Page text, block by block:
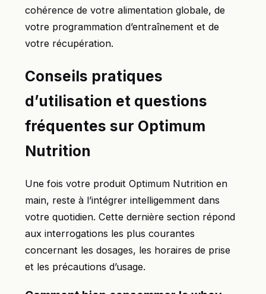
cohérence de votre alimentation globale, de
votre programmation d’entraînement et de
votre récupération.
Conseils pratiques
d’utilisation et questions
fréquentes sur Optimum
Nutrition
Une fois votre produit Optimum Nutrition en
main, reste à l’intégrer intelligemment dans
votre quotidien. Cette dernière section répond
aux interrogations les plus courantes
concernant les dosages, les horaires de prise
et les précautions d’usage.